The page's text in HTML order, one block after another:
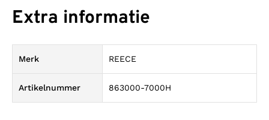
Extra informatie
Merk REECE
Artikelnummer 863000-7000H